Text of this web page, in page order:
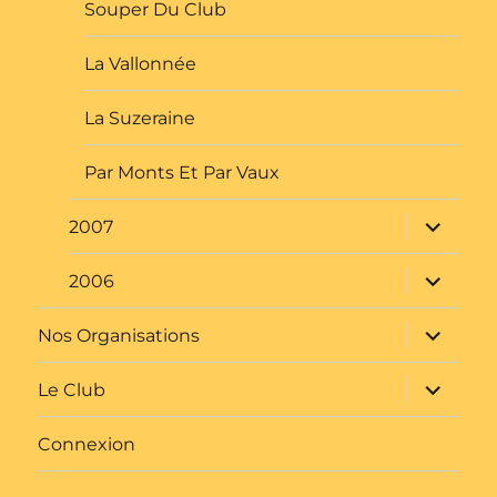
Souper Du Club
La Vallonnée
La Suzeraine
Par Monts Et Par Vaux
2007
ouvrir
le
sous-
menu
2006
ouvrir
le
sous-
menu
Nos Organisations
ouvrir
le
sous-
menu
Le Club
ouvrir
le
sous-
Connexion